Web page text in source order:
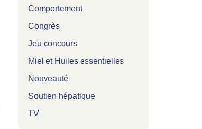
Comportement
Congrès
Jeu concours
Miel et Huiles essentielles
Nouveauté
Soutien hépatique
TV